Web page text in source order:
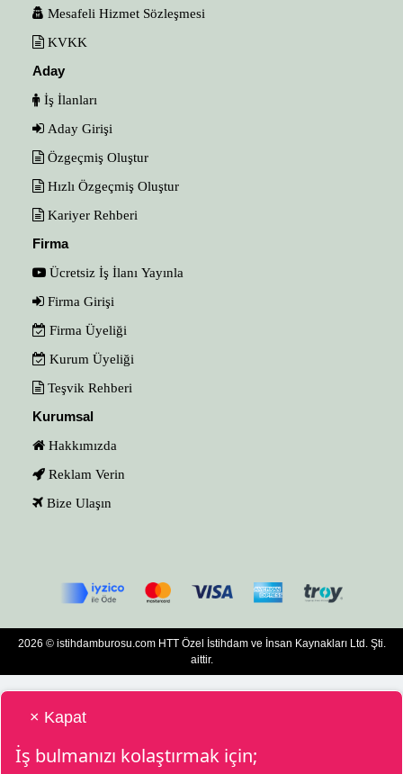
Mesafeli Hizmet Sözleşmesi
KVKK
Aday
İş İlanları
Aday Girişi
Özgeçmiş Oluştur
Hızlı Özgeçmiş Oluştur
Kariyer Rehberi
Firma
Ücretsiz İş İlanı Yayınla
Firma Girişi
Firma Üyeliği
Kurum Üyeliği
Teşvik Rehberi
Kurumsal
Hakkımızda
Reklam Verin
Bize Ulaşın
2026 © istihdamburosu.com HTT Özel İstihdam ve İnsan Kaynakları Ltd. Şti.
aittir.
× Kapat
İş bulmanızı kolaştırmak için;